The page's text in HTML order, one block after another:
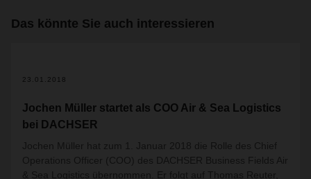
Das könnte Sie auch interessieren
23.01.2018
Jochen Müller startet als COO Air & Sea Logistics
bei DACHSER
Jochen Müller hat zum 1. Januar 2018 die Rolle des Chief
Operations Officer (COO) des DACHSER Business Fields Air
& Sea Logistics übernommen. Er folgt auf Thomas Reuter,